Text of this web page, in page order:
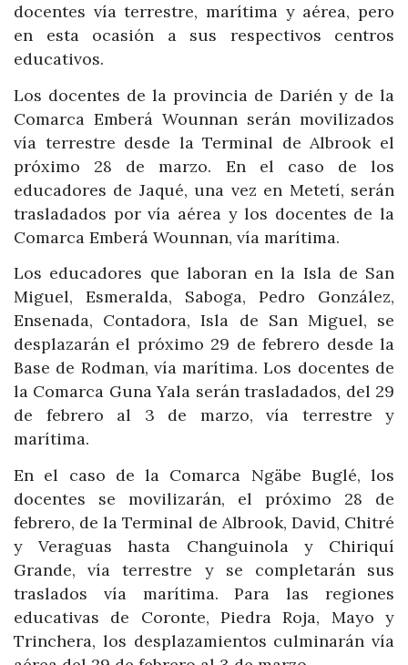
docentes vía terrestre, marítima y aérea, pero
en esta ocasión a sus respectivos centros
educativos.
Los docentes de la provincia de Darién y de la
Comarca Emberá Wounnan serán movilizados
vía terrestre desde la Terminal de Albrook el
próximo 28 de marzo. En el caso de los
educadores de Jaqué, una vez en Metetí, serán
trasladados por vía aérea y los docentes de la
Comarca Emberá Wounnan, vía marítima.
Los educadores que laboran en la Isla de San
Miguel, Esmeralda, Saboga, Pedro González,
Ensenada, Contadora, Isla de San Miguel, se
desplazarán el próximo 29 de febrero desde la
Base de Rodman, vía marítima. Los docentes de
la Comarca Guna Yala serán trasladados, del 29
de febrero al 3 de marzo, vía terrestre y
marítima.
En el caso de la Comarca Ngäbe Buglé, los
docentes se movilizarán, el próximo 28 de
febrero, de la Terminal de Albrook, David, Chitré
y Veraguas hasta Changuinola y Chiriquí
Grande, vía terrestre y se completarán sus
traslados vía marítima. Para las regiones
educativas de Coronte, Piedra Roja, Mayo y
Trinchera, los desplazamientos culminarán vía